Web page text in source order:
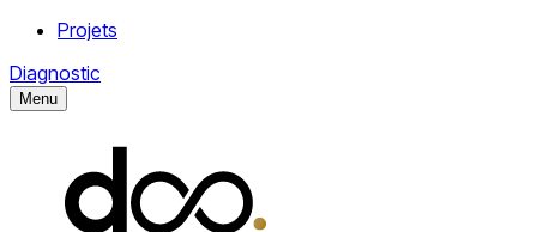
Projets
Diagnostic
Menu